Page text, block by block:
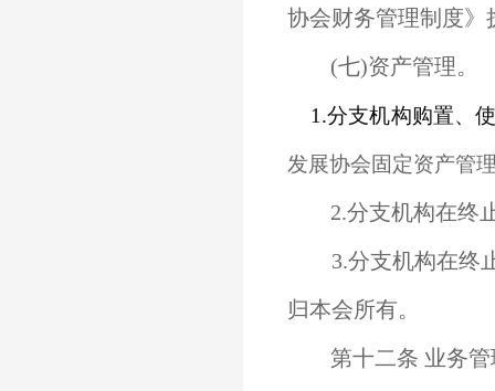
协会财务管理制度》
(七)资产管理。
1.分支机构购置、
发展协会固定资产管
2.分支机构在终
3.分支机构在终
归本会所有。
第十二条 业务管